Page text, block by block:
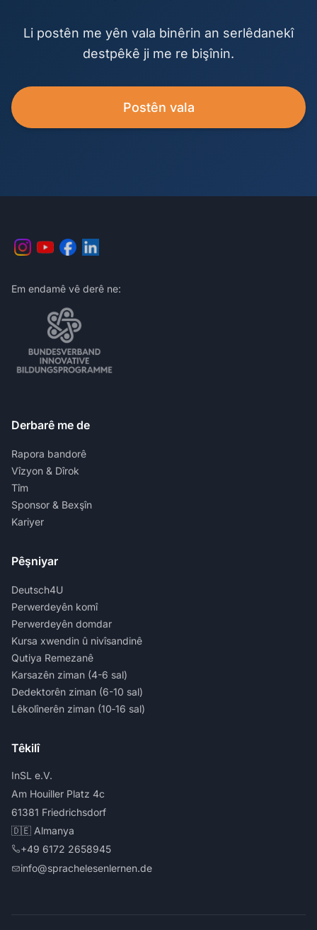
Li postên me yên vala binêrin an serlêdanekî
destpêkê ji me re bişînin.
Postên vala
Em endamê vê derê ne:
Derbarê me de
Rapora bandorê
Vîzyon & Dîrok
Tîm
Sponsor & Bexşîn
Kariyer
Pêşniyar
Deutsch4U
Perwerdeyên komî
Perwerdeyên domdar
Kursa xwendin û nivîsandinê
Qutiya Remezanê
Karsazên ziman (4-6 sal)
Dedektorên ziman (6-10 sal)
Lêkolînerên ziman (10‑16 sal)
Têkilî
InSL e.V.
Am Houiller Platz 4c
61381 Friedrichsdorf
🇩🇪 Almanya
+49 6172 2658945
info@sprachelesenlernen.de